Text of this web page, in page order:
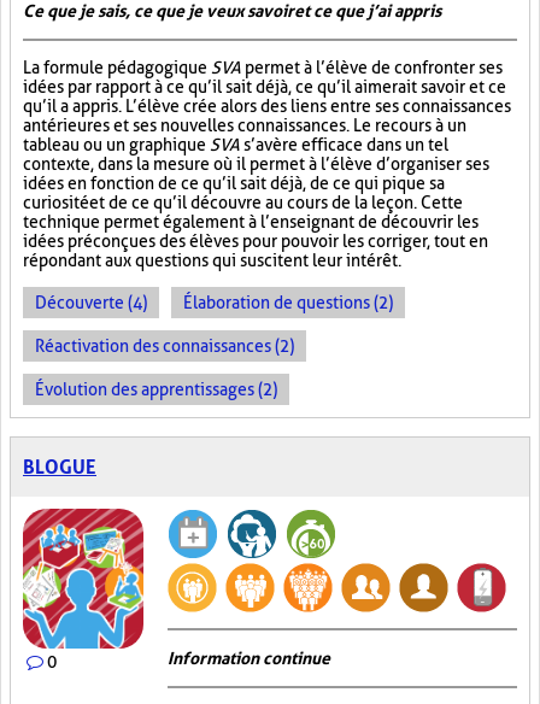
Ce que je sais, ce que je veux savoir et ce que j’ai appris
La formule pédagogique SVA permet à l’élève de confronter ses
idées par rapport à ce qu’il sait déjà, ce qu’il aimerait savoir et ce
qu’il a appris. L’élève crée alors des liens entre ses connaissances
antérieures et ses nouvelles connaissances. Le recours à un
tableau ou un graphique SVA s’avère efficace dans un tel
contexte, dans la mesure où il permet à l’élève d’organiser ses
idées en fonction de ce qu’il sait déjà, de ce qui pique sa
curiosité et de ce qu’il découvre au cours de la leçon. Cette
technique permet également à l’enseignant de découvrir les
idées préconçues des élèves pour pouvoir les corriger, tout en
répondant aux questions qui suscitent leur intérêt.
Découverte (4) Élaboration de questions (2)
Réactivation des connaissances (2)
Évolution des apprentissages (2)
BLOGUE
0 Information continue